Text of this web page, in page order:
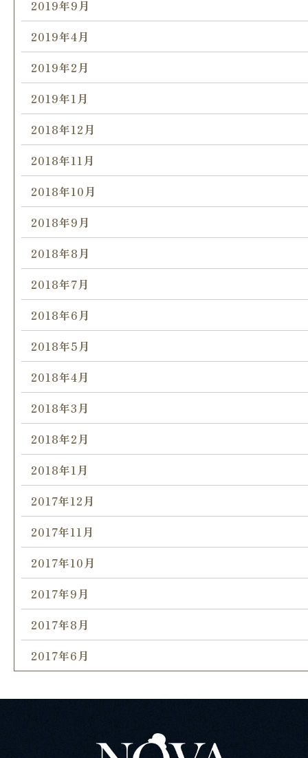
2019年9月
2019年4月
2019年2月
2019年1月
2018年12月
2018年11月
2018年10月
2018年9月
2018年8月
2018年7月
2018年6月
2018年5月
2018年4月
2018年3月
2018年2月
2018年1月
2017年12月
2017年11月
2017年10月
2017年9月
2017年8月
2017年6月